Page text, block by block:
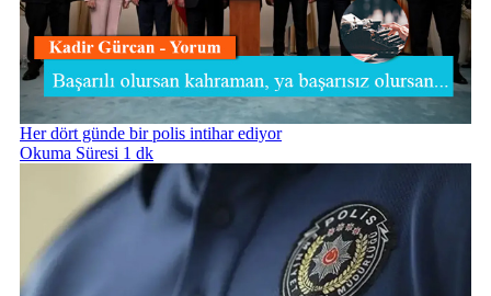
Her dört günde bir polis intihar ediyor
Okuma Süresi 1 dk